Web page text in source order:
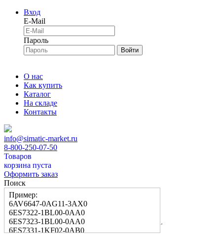
Вход
E-Mail
Пароль
Войти
О нас
Как купить
Каталог
На складе
Контакты
info@simatic-market.ru
8-800-250-07-50
Товаров
корзина пуста
Оформить заказ
Поиск
Пример:
6AV6647-0AG11-3AX0
6ES7322-1BL00-0AA0
6ES7323-1BL00-0AA0
6ES7331-1KF02-0AB0